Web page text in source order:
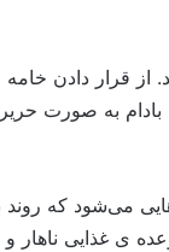
از قرار دادن
به صورت حریره ی
می‌شود که روند
غذایی ناهار و